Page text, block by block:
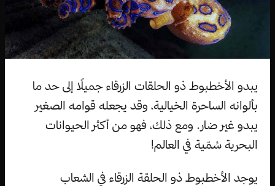
يبدو الأخطبوط ذو الحلقات الزرقاء جميلًا إلى حد ما
بألوانه الساحرة الخيالية، وقد يجعله قوامه الصغير
يبدو غير ضار. ومع ذلك، فهو من أكثر الحيوانات
البحرية سُمّية في العالم!
يوجد الأخطبوط ذو الحلقة الزرقاء في الشعاب